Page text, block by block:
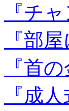
『チ
『部
『首
『成